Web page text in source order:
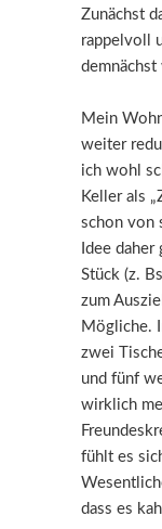
Zunächst
rappelvoll
Mein
weiter
ich wohl
Keller als
schon von
Idee
Stück (z.
zum
Mögliche.
zwei
und fünf
wirklich
fühlt es
dass es